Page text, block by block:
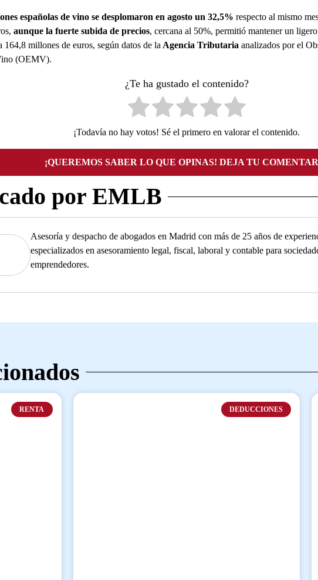
españolas de vino se desplomaron en agosto un 32,5% respecto al mismo
aunque la fuerte subida de precios, cercana al 50%, permitió mantener un
164,8 millones de euros, según datos de la Agencia Tributaria analizados por el
(OEMV).
¿Te ha gustado el contenido?
¡Todavía no hay votos! Sé el primero en valorar el contenido.
¡QUEREMOS SABER LO QUE OPINAS! DEJA TU
por EMLB
Asesoría y despacho de abogados en Madrid con más de 25 años de
especializados en asesoramiento legal, fiscal, laboral y contable para
emprendedores.
RENTA DEDUCCIONES